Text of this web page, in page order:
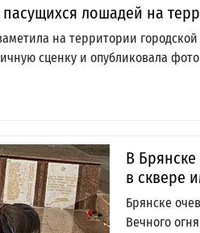
лошадей на
на территории
сценку и опубликовала фото
В
в сквере
Брянске
Вечного